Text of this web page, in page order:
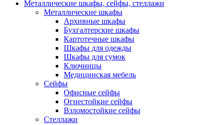
Металлические шкафы, сейфы, стеллажи
Металлические шкафы
Архивные шкафы
Бухгалтерские шкафы
Картотечные шкафы
Шкафы для одежды
Шкафы для сумок
Ключницы
Медицинская мебель
Сейфы
Офисные сейфы
Огнестойкие сейфы
Взломостойкие сейфы
Стеллажи